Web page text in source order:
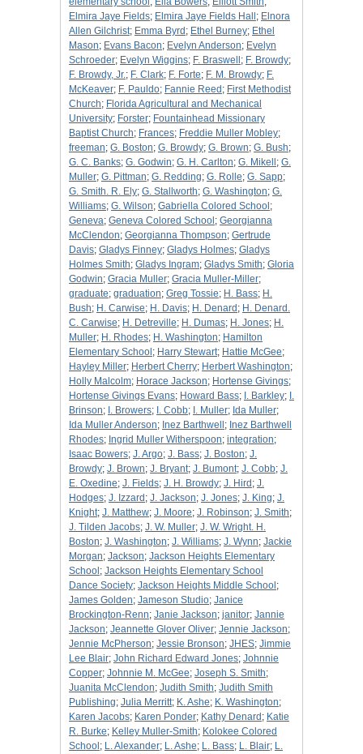
Elmira Jaye Fields; Elmira Jaye Fields Hall ; Elnora
Allen Gilchrist; Emma Byrd ; Ethel Burney; Ethel
Mason; Evans Bacon; Evelyn Anderson; Evelyn
Schroeder; Evelyn Wiggins; F. Braswell ; F. Browdy;
F. Browdy, Jr.; F. Clark; F. Forte; F. M. Browdy; F.
McKeaver; F. Pauldo; Fannie Reed ; First Methodist
Church; Florida Agricultural and Mechanical
University; Forster; Fountainhead Missionary
Baptist Church; Frances; Freddie Muller Mobley;
freeman; G. Boston; G. Browdy; G. Brown; G. Bush;
G. C. Banks; G. Godwin; G. H. Carlton; G. Mikell ; G.
Muller; G. Pittman; G. Redding; G. Rolle; G. Sapp;
G. Smith. R. Ely; G. Stallworth; G. Washington; G.
Williams; G. Wilson; Gabriella Colored School ;
Geneva; Geneva Colored School ; Georgianna
McClendon; Georgianna Thompson; Gertrude
Davis; Gladys Finney; Gladys Holmes; Gladys
Holmes Smith; Gladys Ingram; Gladys Smith; Gloria
Godwin; Gracia Muller; Gracia Muller-Miller;
graduate; graduation; Greg Tossie; H. Bass; H.
Bush; H. Carwise; H. Davis; H. Denard ; H. Denard.
C. Carwise; H. Detreville; H. Dumas; H. Jones; H.
Muller; H. Rhodes; H. Washington; Hamilton
Elementary School ; Harry Stewart; Hattie McGee;
Hayley Miller; Herbert Cherry; Herbert Washington;
Holly Malcolm; Horace Jackson; Hortense Givings;
Hortense Givings Evans; Howard Bass; I. Barkley; I.
Brinson; I. Browers; I. Cobb; I. Muller; Ida Muller;
Ida Muller Anderson; Inez Barthwell ; Inez Barthwell
Rhodes; Ingrid Muller Witherspoon; integration;
Isaac Bowers; J. Argo; J. Bass; J. Boston; J.
Browdy; J. Brown; J. Bryant; J. Bumont; J. Cobb; J.
E. Oxedine; J. Fields; J. H. Browdy; J. Hird ; J.
Hodges; J. Izzard ; J. Jackson; J. Jones; J. King; J.
Knight; J. Matthew; J. Moore; J. Robinson; J. Smith;
J. Tilden Jacobs; J. W. Muller; J. W. Wright. H.
Boston; J. Washington; J. Williams; J. Wynn; Jackie
Morgan; Jackson; Jackson Heights Elementary
School ; Jackson Heights Elementary School
Dance Society; Jackson Heights Middle School ;
James Golden; Jameson Studio; Janice
Brockington-Renn; Janie Jackson; janitor; Jannie
Jackson; Jeannette Glover Oliver; Jennie Jackson;
Jennie McPherson; Jessie Bronson; JHES; Jimmie
Lee Blair; John Richard Edward Jones; Johnnie
Copper; Johnnie M. McGee; Joseph S. Smith;
Juanita McClendon; Judith Smith; Judith Smith
Publishing; Julia Merritt; K. Ashe; K. Washington;
Karen Jacobs; Karen Ponder; Kathy Denard ; Katie
R. Burke; Kelley Muller-Smith; Kolokee Colored
School ; L. Alexander; L. Ashe; L. Bass; L. Blair; L.